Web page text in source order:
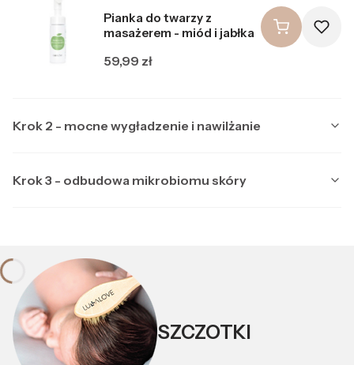
Pianka do twarzy z
masażerem - miód i jabłka
Cena
59,99 zł
Krok 2 - mocne wygładzenie i nawilżanie
Multipeptydowe serum do
twarzy z ektoiną
Cena
99,99 zł
Krok 3 - odbudowa mikrobiomu skóry
Producent LULLALOVE
LULLALOVE
Kojąca maska nocna z
ektoiną i prebiotykami
Cena
89,99 zł
SZCZOTKI